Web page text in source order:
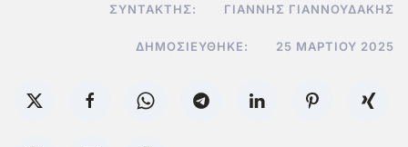
ΣΥΝΤΆΚΤΗΣ: ΓΙΆΝΝΗΣ ΓΙΑΝΝΟΥΔΆΚΗΣ
ΔΗΜΟΣΙΕΎΘΗΚΕ: 25 ΜΑΡΤΊΟΥ 2025